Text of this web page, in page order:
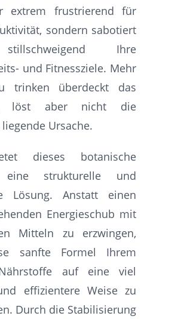
extrem frustrierend für
sondern sabotiert
Ihre
und Fitnessziele. Mehr
trinken überdeckt das
löst aber nicht die
Ursache.
dieses botanische
eine strukturelle und
Lösung. Anstatt einen
Energieschub mit
Mitteln zu erzwingen,
sanfte Formel Ihrem
auf eine viel
effizientere Weise zu
Durch die Stabilisierung